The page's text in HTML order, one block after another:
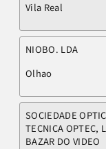
Vila Real
NIOBO. LDA
Olhao
SOCIEDADE
TECNICA OPTEC,
BAZAR DO VIDEO